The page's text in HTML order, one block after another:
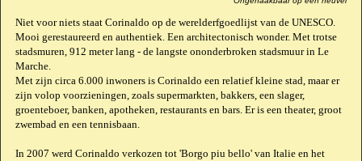
Niet voor niets staat Corinaldo op de werelderfgoedlijst van de UNESCO.
Mooi gerestaureerd en authentiek. Een architectonisch wonder. Met trotse
stadsmuren, 912 meter lang - de langste ononderbroken stadsmuur in Le
Marche.
Met zijn circa 6.000 inwoners is Corinaldo een relatief kleine stad, maar er
zijn volop voorzieningen, zoals supermarkten, bakkers, een slager,
groenteboer, banken, apotheken, restaurants en bars. Er is een theater, groot
zwembad en een tennisbaan.
In 2007 werd Corinaldo verkozen tot 'Borgo piu bello' van Italie en het